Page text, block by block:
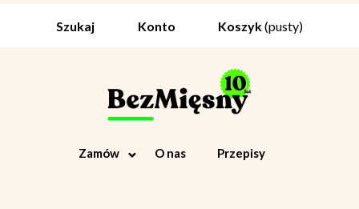
Zamów O nas Przepisy
Szukaj Konto Koszyk(pusty)